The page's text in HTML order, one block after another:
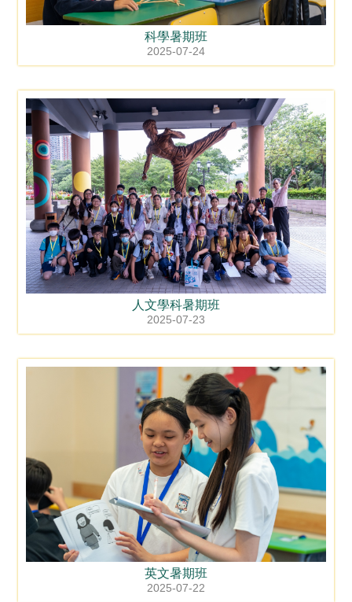
科學暑期班
2025-07-24
人文學科暑期班
2025-07-23
英文暑期班
2025-07-22